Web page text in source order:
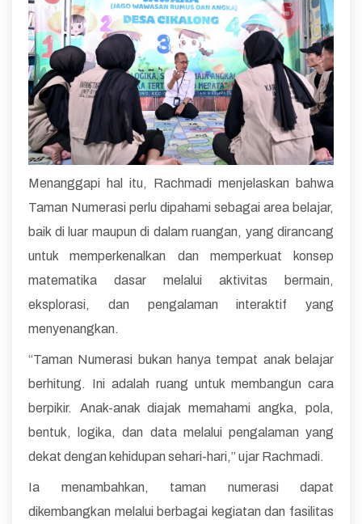
Menanggapi hal itu, Rachmadi menjelaskan bahwa
Taman Numerasi perlu dipahami sebagai area belajar,
baik di luar maupun di dalam ruangan, yang dirancang
untuk memperkenalkan dan memperkuat konsep
matematika dasar melalui aktivitas bermain,
eksplorasi, dan pengalaman interaktif yang
menyenangkan.
“Taman Numerasi bukan hanya tempat anak belajar
berhitung. Ini adalah ruang untuk membangun cara
berpikir. Anak-anak diajak memahami angka, pola,
bentuk, logika, dan data melalui pengalaman yang
dekat dengan kehidupan sehari-hari,” ujar Rachmadi.
Ia menambahkan, taman numerasi dapat
dikembangkan melalui berbagai kegiatan dan fasilitas